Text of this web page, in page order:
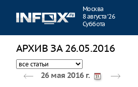
Москва
8 августа ‘26
Суббота
АРХИВ ЗА 26.05.2016
26 мая 2016 г.